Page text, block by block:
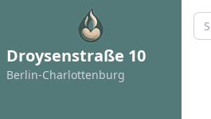
Droysenstraße 10
Berlin-Charlottenburg